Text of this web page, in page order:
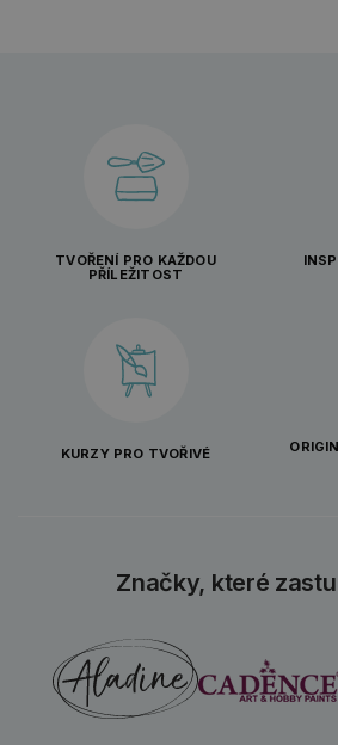
TVOŘENÍ PRO KAŽDOU
PŘÍLEŽITOST
KURZY PRO TVOŘIVÉ
Značky, které